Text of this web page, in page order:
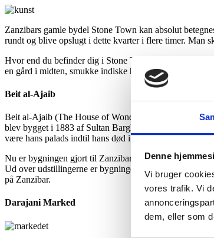
Denne
Vi bruger
vores trafik. Vi
dem, eller som
Zanzibars gamle bydel Stone Town kan absolut
rundt og blive opslugt i dette kvarter i flere timer. Man
Hvor end du befinder dig i Stone Town, vil du blive
en gård i midten, smukke indiske huse med
Beit al-Ajaib
Beit al-Ajaib (The House of Wonders) er Zanzibars
blev bygget i 1883 af Sultan Barghash, og fungerede
være hans palads indtil hans død i 1911.
Nu er bygningen gjort til Zanzibars Nationalmuseum,
Ud over udstillingerne er bygningen i sig selv et
på Zanzibar.
Darajani Marked